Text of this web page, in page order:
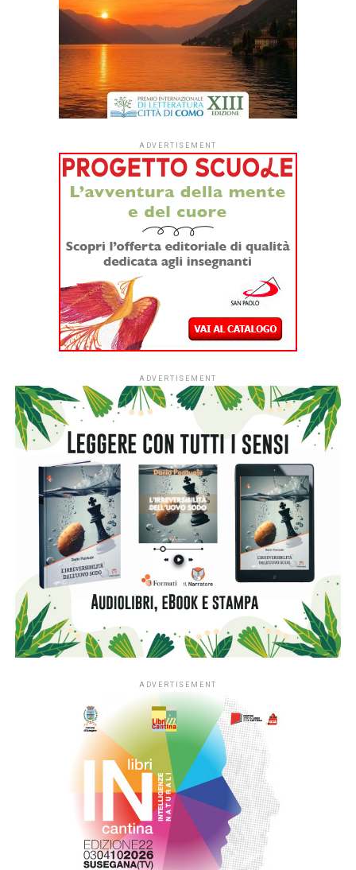
dalla Fondazione Roma in
collaborazione con
InventaEventi dedicata alla
poesia contemporanea
con più di 50 ospiti
dall’Italia e dal mondo.
Da anni punto di
riferimento per gli amanti della poesia, proporrà un
articolato panorama di voci, linguaggi e forme espressive.
L’obiettivo è rendere la poesia accessibile e condivisa,
coinvolgendo un pubblico ampio e soprattutto giovane
grazie al dialogo tra culture, generazioni e arti differenti.
“Ritratti di Poesia” offrirà incontri con poeti italiani e
stranieri, performance, dialoghi interdisciplinari e momenti
dedicati ai nuovi talenti e alla poesia emergente.
Per circa 10 ore consecutive, a partire dalle 9.15, si
alterneranno sul palco dell’Auditorium Conciliazione più di
50 ospiti, tra cui: Linnea Axelsson, Matteo Bianchi, Nicola
Bultrini, Tiziano Broggiato, Roberto Cescon, Laura
Emanuele Franceschetti, Gianluca Furnari, Jorie Graham,
Domenico Iannacone, Gianfranco Lauretano, Vittorio
Lingiardi, Valerio Massaroni, Koike Masayo, Wanda
Marasco, Francesco Ottonello, Sacha Piersanti, Vladimir
Sabourín, Raoul Schrott, Grant Snider, Hannah Sullivan,
Carola Susani, José Tolentino de Mendonça, Paola Turci,
Ida Travi, Davide Toffoli, Jean-Charles Vegliante, Beatrice
La giornata inizierà con “Caro poeta”, appuntamento
dedicato alle scuole, durante il quale Nicola Bultrini,
Emanuele Franceschetti e Sacha Piersanti incontreranno
gli studenti dei licei Niccolò Machiavelli, Vittoria Colonna e
Tullio Levi Civita, protagonisti di un percorso poetico
sviluppato nel corso dell’anno.
Gli incontri dedicati alla poesia internazionale, dal titolo
cardinale portoghese José Tolentino de Mendonça, il
poeta bulgaro Vladimir Sabourín, la poetessa olandese
Ellen Deckwitz, la poetessa svedese Linnea Axelsson, lo
scrittore e poeta austriaco Raoul Schrott. Si andrà poi in
Giappone attraverso l’opera di Koike Masayo, in Francia
con Jean-Charles Vegliante e in Gran Bretagna con Hannah
Le presentazioni saranno a cura di Alessandra Bertuccelli,
Carmen Gallo, Junko Homma, Federico Italiano, Francesco